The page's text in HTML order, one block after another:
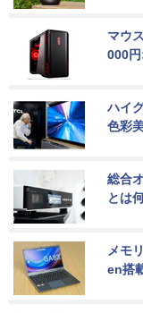
マウ
000円
ハイ
色彩
総合
とは
メモ
en搭